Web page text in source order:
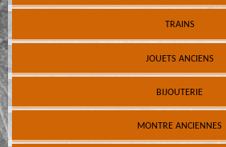
TRAINS
JOUETS ANCIENS
BIJOUTERIE
MONTRE ANCIENNES